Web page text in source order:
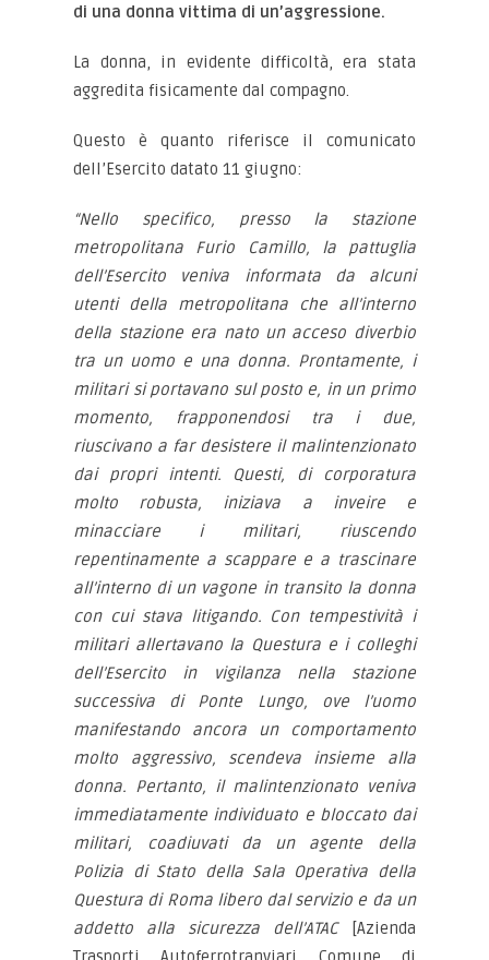
di una donna vittima di un’aggressione.
La donna, in evidente difficoltà, era stata
aggredita fisicamente dal compagno.
Questo è quanto riferisce il comunicato
dell’Esercito datato 11 giugno:
“Nello specifico, presso la stazione
metropolitana Furio Camillo, la pattuglia
dell’Esercito veniva informata da alcuni
utenti della metropolitana che all’interno
della stazione era nato un acceso diverbio
tra un uomo e una donna. Prontamente, i
militari si portavano sul posto e, in un primo
momento, frapponendosi tra i due,
riuscivano a far desistere il malintenzionato
dai propri intenti. Questi, di corporatura
molto robusta, iniziava a inveire e
minacciare i militari, riuscendo
repentinamente a scappare e a trascinare
all’interno di un vagone in transito la donna
con cui stava litigando. Con tempestività i
militari allertavano la Questura e i colleghi
dell’Esercito in vigilanza nella stazione
successiva di Ponte Lungo, ove l’uomo
manifestando ancora un comportamento
molto aggressivo, scendeva insieme alla
donna. Pertanto, il malintenzionato veniva
immediatamente individuato e bloccato dai
militari, coadiuvati da un agente della
Polizia di Stato della Sala Operativa della
Questura di Roma libero dal servizio e da un
addetto alla sicurezza dell’ATAC
[Azienda